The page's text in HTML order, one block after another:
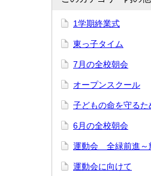
1学期終業式
東っ子タイム
7月の全校朝会
オープンスクール
子どもの命を守る
6月の全校朝会
運動会 全緑前進～
運動会に向けて